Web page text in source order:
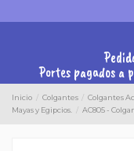
Portes pagados a
Inicio Colgantes Colgantes
Mayas y Egipcios.
AC805 -